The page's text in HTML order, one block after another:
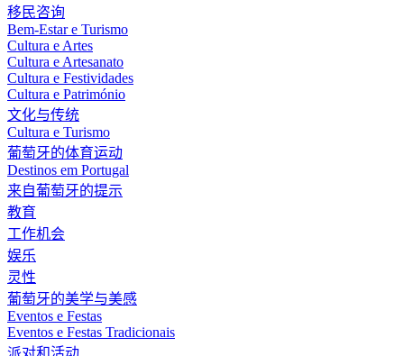
移民咨询
Bem-Estar e Turismo
Cultura e Artes
Cultura e Artesanato
Cultura e Festividades
Cultura e Património
文化与传统
Cultura e Turismo
葡萄牙的体育运动
Destinos em Portugal
来自葡萄牙的提示
教育
工作机会
娱乐
灵性
葡萄牙的美学与美感
Eventos e Festas
Eventos e Festas Tradicionais
派对和活动